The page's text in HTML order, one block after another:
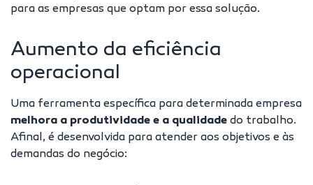
para as empresas que optam por essa solução.
Aumento da eficiência
operacional
Uma ferramenta específica para determinada empresa
melhora a produtividade e a qualidade do trabalho.
Afinal, é desenvolvida para atender aos objetivos e às
demandas do negócio: